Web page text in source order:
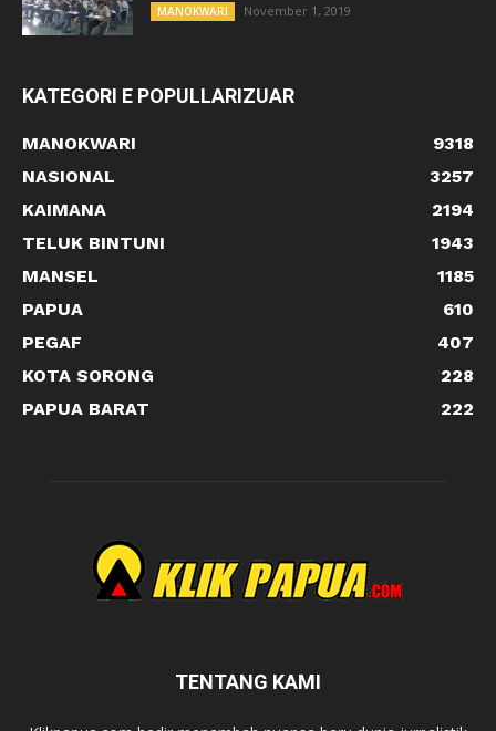
MANOKWARI November 1, 2019
KATEGORI E POPULLARIZUAR
MANOKWARI
9318
NASIONAL
3257
KAIMANA
2194
TELUK BINTUNI
1943
MANSEL
1185
PAPUA
610
PEGAF
407
KOTA SORONG
228
PAPUA BARAT
222
TENTANG KAMI